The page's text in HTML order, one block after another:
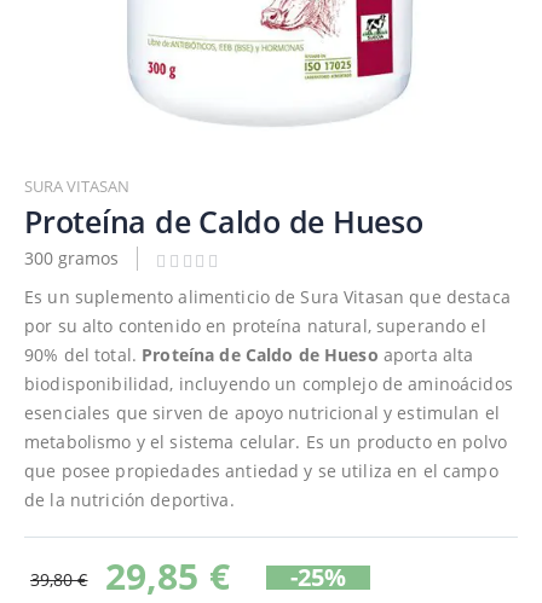
al
comienzo
de
la
galería
imágenes
SURA VITASAN
Proteína de Caldo de Hueso
300 gramos
Es un suplemento alimenticio de Sura Vitasan que destaca
por su alto contenido en proteína natural, superando el
90% del total. Proteína de Caldo de Hueso aporta alta
biodisponibilidad, incluyendo un complejo de aminoácidos
esenciales que sirven de apoyo nutricional y estimulan el
metabolismo y el sistema celular. Es un producto en polvo
que posee propiedades antiedad y se utiliza en el campo
de la nutrición deportiva.
39,80 € 29,85 € -25%